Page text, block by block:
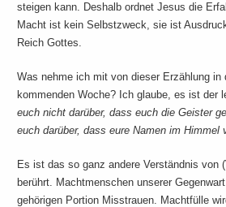
steigen kann. Deshalb ordnet Jesus die
Macht ist kein Selbstzweck, sie ist
Reich Gottes.
Was nehme ich mit von dieser Erzählung in
kommenden Woche? Ich glaube, es ist der
euch nicht darüber, dass euch die Geister
euch darüber, dass eure Namen im Himmel
Es ist das so ganz andere Verständnis von
berührt. Machtmenschen unserer
gehörigen Portion Misstrauen. Machtfülle